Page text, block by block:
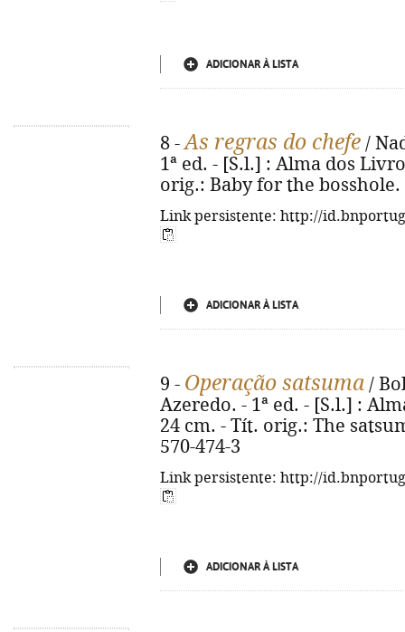
ADICIONAR À LISTA
8 -As regras do chefe /
1ª ed. - [S.l.] : Alma dos
orig.: Baby for the bosshole.
Link persistente: http://
ADICIONAR À LISTA
9 - Operação satsuma /
Azeredo. - 1ª ed. - [S.l.] :
24 cm. - Tít. orig.: The
570-474-3
Link persistente: http://
ADICIONAR À LISTA